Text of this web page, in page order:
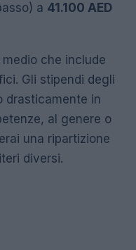
a 41.100 AED
che include
Gli stipendi degli
drasticamente in
al genere o
una ripartizione
diversi.